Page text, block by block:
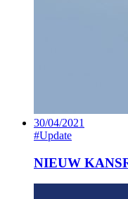
30/04/2021
#Update
NIEUW